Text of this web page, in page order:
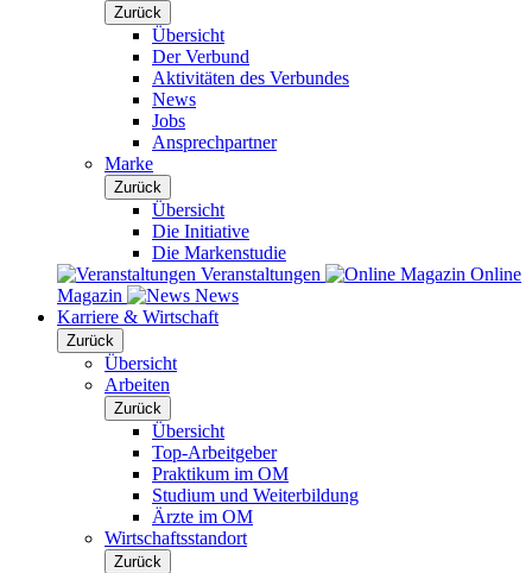
Zurück
Übersicht
Der Verbund
Aktivitäten des Verbundes
News
Jobs
Ansprechpartner
Marke
Zurück
Übersicht
Die Initiative
Die Markenstudie
Veranstaltungen
Online
Magazin
News
Karriere & Wirtschaft
Zurück
Übersicht
Arbeiten
Zurück
Übersicht
Top-Arbeitgeber
Praktikum im OM
Studium und Weiterbildung
Ärzte im OM
Wirtschaftsstandort
Zurück